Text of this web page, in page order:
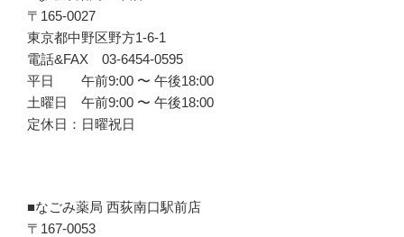
〒165-0027
東京都中野区野方1-6-1
電話&FAX 03-6454-0595
平日 午前9:00 〜 午後18:00
土曜日 午前9:00 〜 午後18:00
定休日：日曜祝日
■なごみ薬局 西荻南口駅前店
〒167-0053